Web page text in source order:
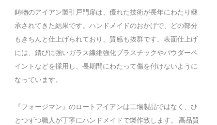
鋳物のアイアン製引戸門扉は、優れた技術が長年にわたり継
承されてきた結果です。ハンドメイドのおかげで、どの部分
もきちんと仕上げられており、質感も抜群です。表面仕上げ
には、錆びに強いガラス繊維強化プラスチックやパウダーペ
イントなどを採用し、長期間にわたって傷を付けないように
なっています。
『フォージマン』のロートアイアンは工場製品ではなく、ひ
とつずつ職人が丁寧にハンドメイドで製作致します。 高品質